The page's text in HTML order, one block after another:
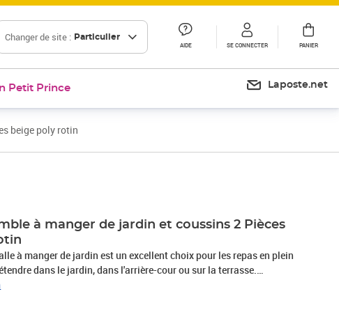
Changer de site : Particulier
AIDE SE CONNECTER PANIER
Petit Prince Laposte.net
beige poly rotin
à manger de jardin et coussins 2 Pièces
à manger de jardin est un excellent choix pour les repas en plein
dans le jardin, dans l'arrière-cour ou sur la terrasse.
résine tressée, également connue sous le nom de poly rotin, est